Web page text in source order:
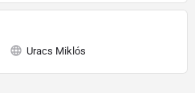
Uracs Miklós